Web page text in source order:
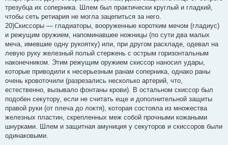
трезубца их соперника. Шлем был практически круглый и гладкий,
чтобы сеть ретиария не могла зацепиться за него.
20)Скиссоры — гладиаторы, вооруженные коротким мечом (гладиус)
и режущим оружием, напоминавшее ножницы (по сути два малых
меча, имевшие одну рукоятку) или, при другом раскладе, одевал на
левую руку железный полый стержень с острым горизонтальным
наконечником. Этим режущим оружием скиссор наносил удары,
которые приводили к несерьезным ранам соперника, однако раны
очень кровоточили (разрезались несколько артерий, что,
естественно, вызывало фонтаны крови). В остальном скиссор был
подобен секутору, если не считать еще и дополнительной защиты
правой руки (от плеча до локтя), которая состояла из множества
железных пластин, скрепленных меж собой прочными кожаными
шнурками. Шлем и защитная амуниция у секуторов и скиссоров были
одинаковыми.